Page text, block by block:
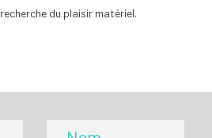
recherche du plaisir matériel.